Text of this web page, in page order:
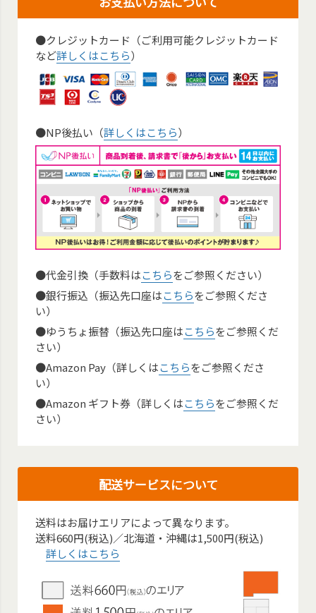
●クレジットカード（ご利用可能クレジットカード
など詳しくはこちら）
●NP後払い（詳しくはこちら）
●代金引換（手数料はこちらをご参照ください）
●銀行振込（振込先口座はこちらをご参照くださ
い）
●ゆうちょ振替（振込先口座はこちらをご参照くだ
さい）
●Amazon Pay（詳しくはこちらをご参照くださ
い）
●Amazon ギフト券（詳しくはこちらをご参照くだ
さい）
配送サービスについて
送料はお届けエリアによって異なります。
送料660円(税込)／北海道・沖縄は1,500円(税込)
詳しくはこちら